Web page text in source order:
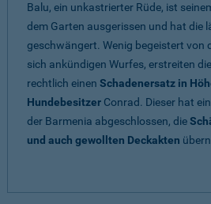
Balu, ein unkastrierter Rüde, ist
dem Garten ausgerissen und hat die
geschwängert. Wenig begeistert von
sich ankündigen Wurfes, erstreiten
rechtlich einen Schadenersatz in
Hundebesitzer Conrad. Dieser hat
der Barmenia abgeschlossen, die
und auch gewollten Deckakten